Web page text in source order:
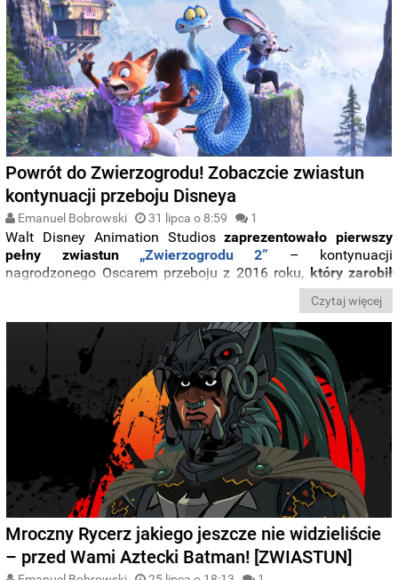
Powrót do Zwierzogrodu! Zobaczcie zwiastun
kontynuacji przeboju Disneya
Emanuel Bobrowski 31 lipca o 8:59 1
Walt Disney Animation Studioszaprezentowało pierwszy
pełny zwiastun „Zwierzogrodu 2” – kontynuacji
nagrodzonego Oscarem przeboju z 2016 roku, który zarobił
i przedstawił widzom świat
Czytaj więcej
Mroczny Rycerz jakiego jeszcze nie widzieliście
– przed Wami Aztecki Batman! [ZWIASTUN]